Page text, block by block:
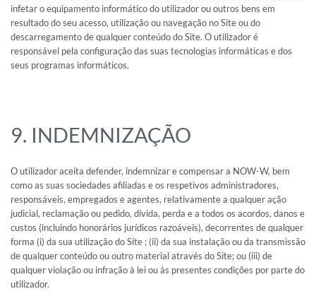
infetar o equipamento informático do utilizador ou outros bens em
resultado do seu acesso, utilização ou navegação no Site ou do
descarregamento de qualquer conteúdo do Site. O utilizador é
responsável pela configuração das suas tecnologias informáticas e dos
seus programas informáticos.
9. INDEMNIZAÇÃO
O utilizador aceita defender, indemnizar e compensar a NOW-W, bem
como as suas sociedades afiliadas e os respetivos administradores,
responsáveis, empregados e agentes, relativamente a qualquer ação
judicial, reclamação ou pedido, dívida, perda e a todos os acordos, danos e
custos (incluindo honorários jurídicos razoáveis), decorrentes de qualquer
forma (i) da sua utilização do Site ; (ii) da sua instalação ou da transmissão
de qualquer conteúdo ou outro material através do Site; ou (iii) de
qualquer violação ou infração à lei ou às presentes condições por parte do
utilizador.